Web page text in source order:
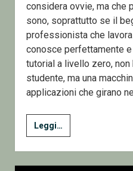
considera ovvie, ma che
sono, soprattutto se il
professionista che
conosce perfettamente
tutorial a livello zero, non
studente, ma una
applicazioni che girano
Leggi…Le
ovvietà
che
tagliano